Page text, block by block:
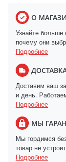
О
Узнайте
почему они
Подробнее
Доставим ваш
и день.
Подробнее
МЫ
Мы гордимся
товар не
Подробнее